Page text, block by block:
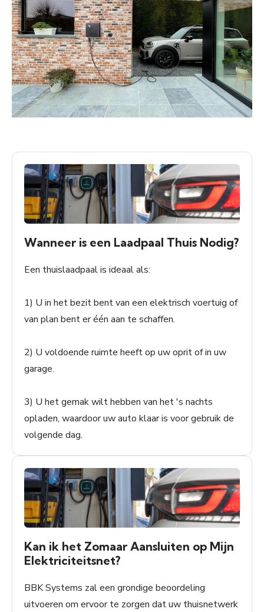
Wanneer is een Laadpaal Thuis Nodig?
Een thuislaadpaal is ideaal als:
1) U in het bezit bent van een elektrisch voertuig of
van plan bent er één aan te schaffen.
2) U voldoende ruimte heeft op uw oprit of in uw
garage.
3) U het gemak wilt hebben van het 's nachts
opladen, waardoor uw auto klaar is voor gebruik de
volgende dag.
Kan ik het Zomaar Aansluiten op Mijn
Elektriciteitsnet?
BBK Systems zal een grondige beoordeling
uitvoeren om ervoor te zorgen dat uw thuisnetwerk